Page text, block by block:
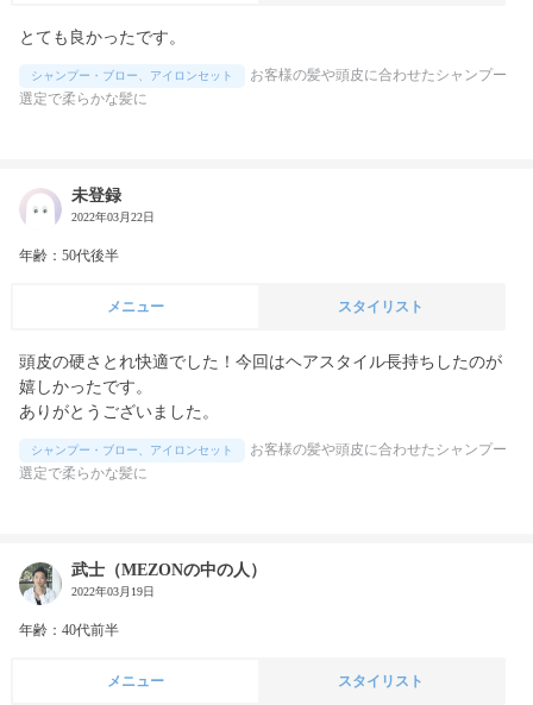
とても良かったです。
シャンプー・ブロー、アイロンセット
お客様の髪や頭皮に合わせたシャンプー
選定で柔らかな髪に
未登録
2022年03月22日
年齢：50代後半
メニュー スタイリスト
頭皮の硬さとれ快適でした！今回はヘアスタイル長持ちしたのが
嬉しかったです。
ありがとうございました。
シャンプー・ブロー、アイロンセット
お客様の髪や頭皮に合わせたシャンプー
選定で柔らかな髪に
武士（MEZONの中の人）
2022年03月19日
年齢：40代前半
メニュー スタイリスト